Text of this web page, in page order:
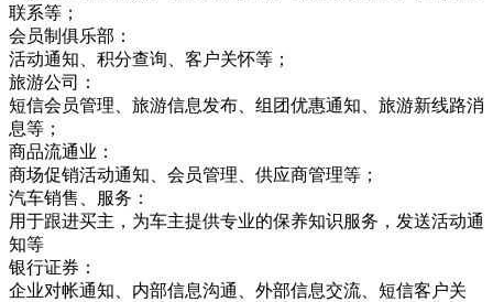
联系等；
会员制俱乐部：
活动通知、积分查询、客户关怀等；
旅游公司：
短信会员管理、旅游信息发布、组团优惠通知、旅游新线路消
息等；
商品流通业：
商场促销活动通知、会员管理、供应商管理等；
汽车销售、服务：
用于跟进买主，为车主提供专业的保养知识服务，发送活动通
知等
银行证券：
企业对帐通知、内部信息沟通、外部信息交流、短信客户关